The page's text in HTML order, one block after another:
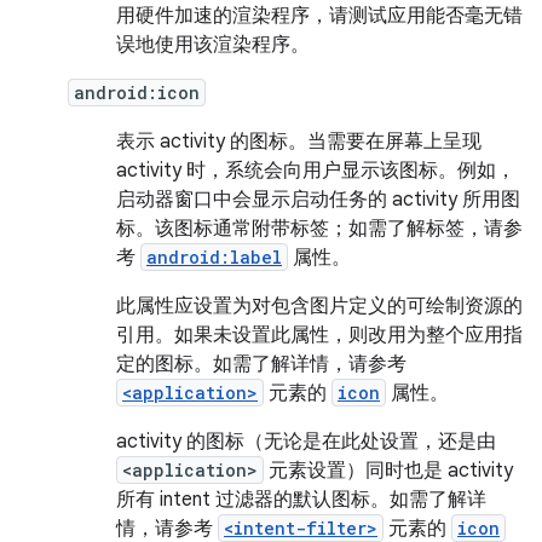
用硬件加速的渲染程序，请测试应用能否毫无错
误地使用该渲染程序。
android:icon
表示 activity 的图标。当需要在屏幕上呈现
activity 时，系统会向用户显示该图标。例如，
启动器窗口中会显示启动任务的 activity 所用图
标。该图标通常附带标签；如需了解标签，请参
考 android:label 属性。
此属性应设置为对包含图片定义的可绘制资源的
引用。如果未设置此属性，则改用为整个应用指
定的图标。如需了解详情，请参考
<application> 元素的 icon 属性。
activity 的图标（无论是在此处设置，还是由
<application> 元素设置）同时也是 activity
所有 intent 过滤器的默认图标。如需了解详
情，请参考 <intent-filter> 元素的 icon